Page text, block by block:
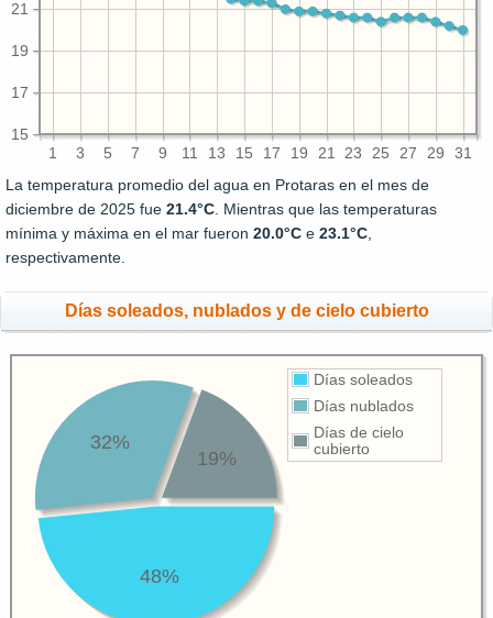
1 3 5 7 9 11 13 15 17 19 21 23 25 27 29 31
15
17
19
21
La temperatura promedio del agua en Protaras en el mes de
diciembre de 2025 fue 21.4°C. Mientras que las temperaturas
mínima y máxima en el mar fueron 20.0°C e 23.1°C,
respectivamente.
Días soleados, nublados y de cielo cubierto
Días soleados
Días nublados
Días de cielo
cubierto
48%
32%
19%